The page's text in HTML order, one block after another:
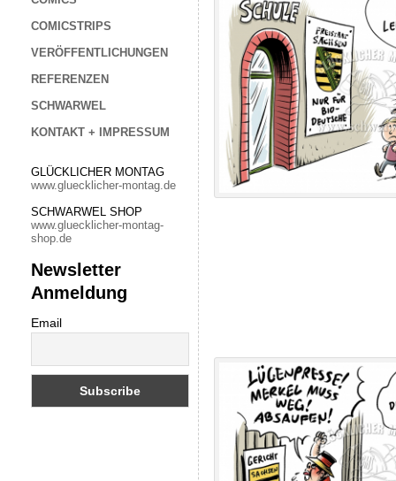
COMICSTRIPS
VERÖFFENTLICHUNGEN
REFERENZEN
SCHWARWEL
KONTAKT + IMPRESSUM
GLÜCKLICHER MONTAG
www.gluecklicher-montag.de
SCHWARWEL SHOP
www.gluecklicher-montag-
shop.de
Newsletter
Anmeldung
Email